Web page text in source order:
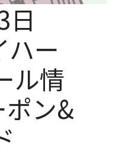
日
ハー
ル情
ポン&